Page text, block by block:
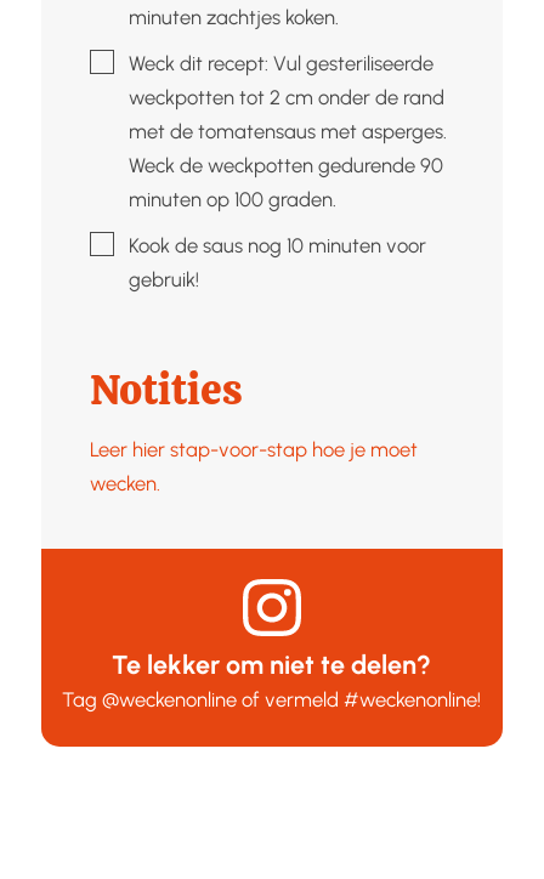
minuten zachtjes koken.
▢Weck dit recept: Vul gesteriliseerde
weckpotten tot 2 cm onder de rand
met de tomatensaus met asperges.
Weck de weckpotten gedurende 90
minuten op 100 graden.
▢Kook de saus nog 10 minuten voor
gebruik!
Notities
Leer hier stap-voor-stap hoe je moet
wecken.
Te lekker om niet te delen?
Tag@weckenonline of vermeld#weckenonline!